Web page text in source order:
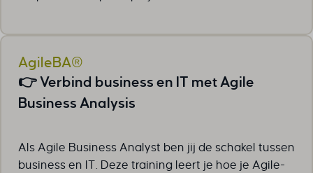
AgileBA®
👉 Verbind business en IT met Agile
Business Analysis
Als Agile Business Analyst ben jij de schakel tussen
business en IT. Deze training leert je hoe je Agile-